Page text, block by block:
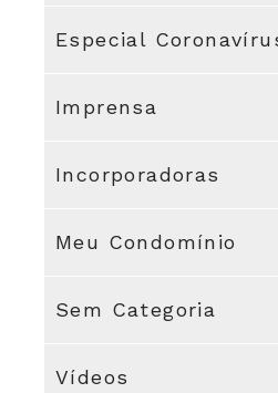
Especial
Imprensa
Incorporadoras
Meu Condomínio
Sem Categoria
Vídeos